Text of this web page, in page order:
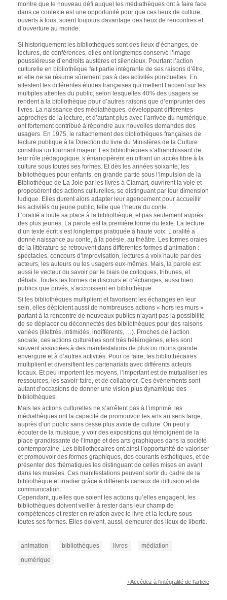
montre que le nouveau défi auquel les médiathèques ont à faire face
dans ce contexte est une opportunité pour que ces lieux de culture,
ouverts à tous, soient toujours davantage des lieux de rencontres et
d’ouverture au monde.
Si historiquement les bibliothèques sont des lieux d’échanges, de
lectures, de conférences, elles ont longtemps conservé l’image
poussiéreuse d’endroits austères et silencieux. Pourtant l’action
culturelle en bibliothèque fait partie intégrante de ses raisons d’être,
et elle ne se résume sûrement pas à des activités ponctuelles. En
attestent les différentes études françaises qui mettent l’accent sur les
multiples attentes du public, selon lesquelles 40% des usagers se
rendent à la bibliothèque pour d’autres raisons que d’emprunter des
livres. La naissance des médiathèques, développant différentes
approches de la lecture, et d’autant plus avec l’arrivée du numérique,
ont fortement contribué à répondre aux nouvelles demandes des
usagers. En 1975, le rattachement des bibliothèques françaises de
lecture publique à la Direction du livre du Ministères de la Culture
constitua un tournant majeur. Les bibliothèques s’affranchissant de
leur rôle pédagogique, s’émancipèrent en offrant un accès libre à la
culture sous toutes ses formes. Et dès les années soixante, les
bibliothèques pour enfants, en grande partie sous l’impulsion de la
Bibliothèque de La Joie par les livres à Clamart, ouvrirent la voie et
proposèrent des actions culturelles, se distinguant par leur dimension
ludique. Elles durent alors adapter leur agencement pour accueillir
les activités du jeune public, telle que l’heure du conte.
L’oralité a toute sa place à la bibliothèque, et pas seulement auprès
des plus jeunes. La parole est la première forme du texte. La lecture
d’un texte écrit s’est longtemps pratiquée à haute voix. L’oralité a
donné naissance au conte, à la poésie, au théâtre. Les formes orales
de la littérature se retrouvent dans différentes formes d’animation :
spectacles, concours d’improvisation, lectures à voix haute par des
acteurs, les auteurs ou les usagers eux-mêmes. Mais, la parole est
aussi le vecteur du savoir par le biais de colloques, tribunes, et
débats. Toutes les formes de discours et d’échanges, aussi bien
publics que privés, s’accroissent en bibliothèque.
Si les bibliothèques multiplient et favorisent les échanges en leur
sein, elles déploient aussi de nombreuses actions « hors les murs »
partant à la rencontre de nouveaux publics n’ayant pas la possibilité
de se déplacer ou déconnectés des bibliothèques pour des raisons
variées (illettrés, intimidés, indifférents, …). Proches de l’action
sociale, ces actions culturelles sont très hétérogènes, elles sont
souvent associées à des manifestations de plus ou moins grande
envergure et à d’autres activités. Pour ce faire, les bibliothécaires
multiplient et diversifient les partenariats avec différents acteurs
locaux. Et peu importent les moyens, l’important est de mutualiser les
ressources, les savoir-faire, et de collaborer. Ces évènements sont
autant d’occasions de donner une vision plus dynamique des
bibliothèques.
Mais les actions culturelles ne s’arrêtent pas à l’imprimé, les
médiathèques ont la capacité de promouvoir les arts au sens large,
auprès d’un public sans cesse plus avide de culture. On peut y
écouter de la musique, y voir des expositions qui témoignent de la
place grandissante de l’image et des arts graphiques dans la société
contemporaine. Les bibliothécaires ont ainsi l’opportunité de valoriser
et promouvoir des formes graphiques, des courants esthétiques, et de
présenter des thématiques les distinguant de celles mises en avant
dans les musées. Ces manifestations peuvent sortir du cadre de la
bibliothèque et irradier grâce à différents canaux de diffusion et de
communication.
Cependant, quelles que soient les actions qu’elles engagent, les
bibliothèques doivent veiller à rester dans leur champ de
compétences et rester en relation avec le livre et la lecture sous
toutes ses formes. Elles doivent, aussi, demeurer des lieux de liberté.
animation bibliothèques livres
médiation
numérique
› Accédez à l'intégralité de l'article